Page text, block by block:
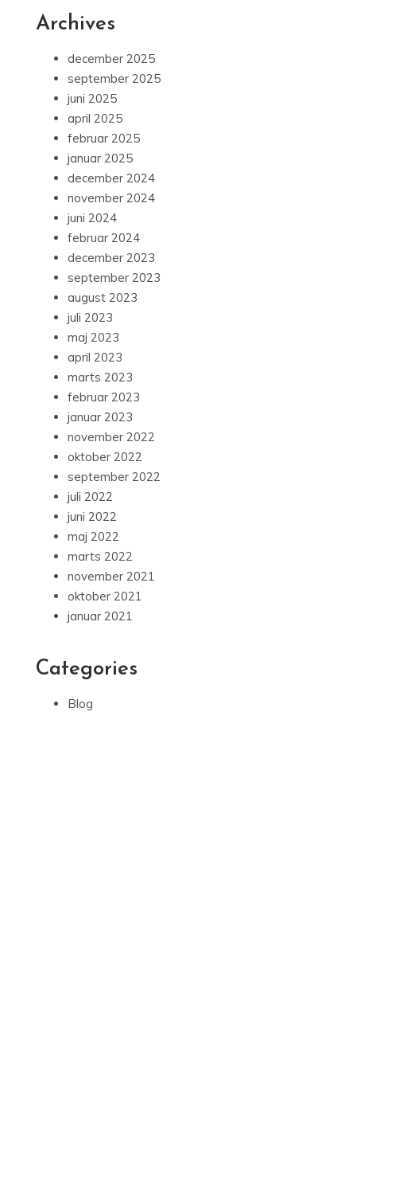
Archives
december 2025
september 2025
juni 2025
april 2025
februar 2025
januar 2025
december 2024
november 2024
juni 2024
februar 2024
december 2023
september 2023
august 2023
juli 2023
maj 2023
april 2023
marts 2023
februar 2023
januar 2023
november 2022
oktober 2022
september 2022
juli 2022
juni 2022
maj 2022
marts 2022
november 2021
oktober 2021
januar 2021
Categories
Blog